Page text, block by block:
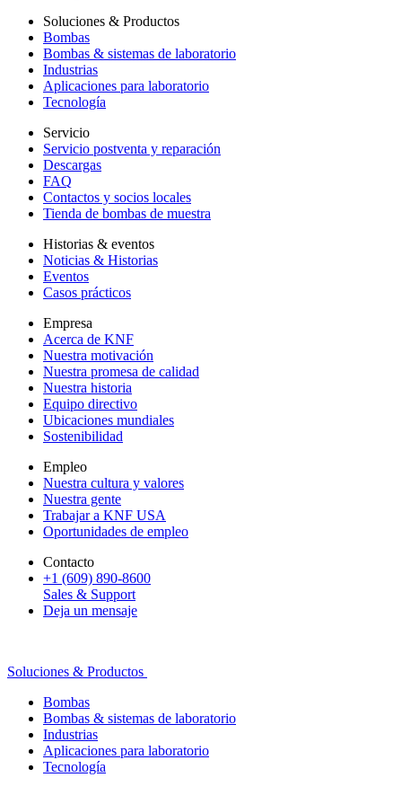
Soluciones & Productos
Bombas
Bombas & sistemas de laboratorio
Industrias
Aplicaciones para laboratorio
Tecnología
Servicio
Servicio postventa y reparación
Descargas
FAQ
Contactos y socios locales
Tienda de bombas de muestra
Historias & eventos
Noticias & Historias
Eventos
Casos prácticos
Empresa
Acerca de KNF
Nuestra motivación
Nuestra promesa de calidad
Nuestra historia
Equipo directivo
Ubicaciones mundiales
Sostenibilidad
Empleo
Nuestra cultura y valores
Nuestra gente
Trabajar a KNF USA
Oportunidades de empleo
Contacto
+1 (609) 890-8600
Sales & Support
Deja un mensaje
Soluciones & Productos
Bombas
Bombas & sistemas de laboratorio
Industrias
Aplicaciones para laboratorio
Tecnología